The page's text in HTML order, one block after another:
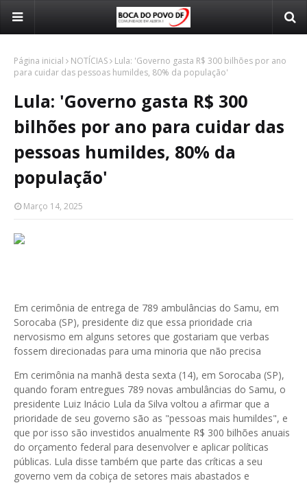
Página inicial NOTÍCIAS
Lula: 'Governo gasta R$ 300 bilhões por ano
para cuidar das pessoas humildes, 80% da população'
Lula: 'Governo gasta R$ 300
bilhões por ano para cuidar das
pessoas humildes, 80% da
população'
Março 14, 2025
Em cerimônia de entrega de 789 ambulâncias do Samu, em
Sorocaba (SP), presidente diz que essa prioridade cria
nervosismo em alguns setores que gostariam que verbas
fossem direcionadas para uma minoria que não precisa
Em cerimônia na manhã desta sexta (14), em Sorocaba (SP),
quando foram entregues 789 novas ambulâncias do Samu, o
presidente Luiz Inácio Lula da Silva voltou a afirmar que a
prioridade de seu governo são as "pessoas mais humildes", e
que por isso são investidos anualmente R$ 300 bilhões anuais
do orçamento federal para desenvolver e aplicar políticas
públicas. Lula disse também que parte das críticas a seu
governo vem da cobiça de setores mais abastados e